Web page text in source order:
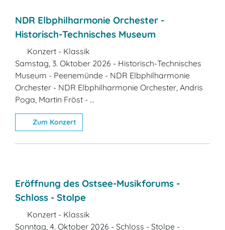
NDR Elbphilharmonie Orchester -
Historisch-Technisches Museum
Konzert - Klassik
Samstag, 3. Oktober 2026 - Historisch-Technisches
Museum - Peenemünde - NDR Elbphilharmonie
Orchester - NDR Elbphilharmonie Orchester, Andris
Poga, Martin Fröst - ...
Zum Konzert
Eröffnung des Ostsee-Musikforums -
Schloss - Stolpe
Konzert - Klassik
Sonntag, 4. Oktober 2026 - Schloss - Stolpe -